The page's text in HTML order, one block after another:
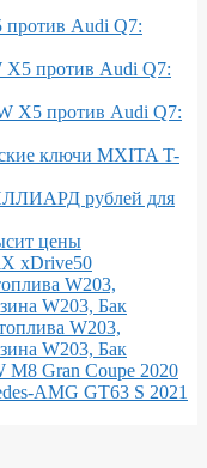
Audi Q7:
против Audi Q7:
X5 против Audi Q7:
ключи MXITA T-
рублей для
цены
xDrive50
W203,
W203, Бак
W203,
W203, Бак
M8 Gran Coupe 2020
AMG GT63 S 2021